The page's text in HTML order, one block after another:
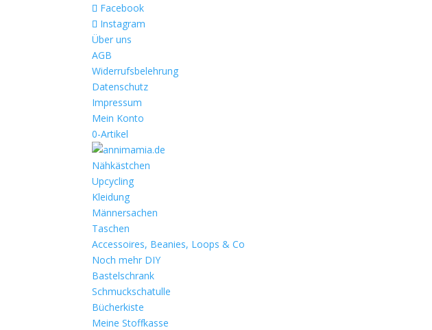
Facebook
Instagram
Über uns
AGB
Widerrufsbelehrung
Datenschutz
Impressum
Mein Konto
0-Artikel
Nähkästchen
Upcycling
Kleidung
Männersachen
Taschen
Accessoires, Beanies, Loops & Co
Noch mehr DIY
Bastelschrank
Schmuckschatulle
Bücherkiste
Meine Stoffkasse